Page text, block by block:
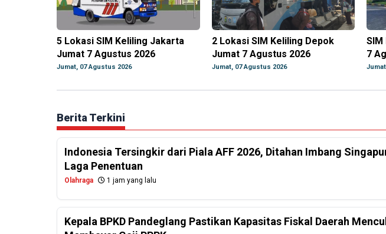
5 Lokasi SIM Keliling Jakarta
Jumat 7 Agustus 2026
Jumat, 07 Agustus 2026
2 Lokasi SIM Keliling Depok
Jumat 7 Agustus 2026
Jumat, 07 Agustus 2026
7
Berita Terkini
Indonesia Tersingkir dari Piala AFF 2026, Ditahan Imbang
Laga Penentuan
Olahraga 1 jam yang lalu
Kepala BPKD Pandeglang Pastikan Kapasitas Fiskal Daerah